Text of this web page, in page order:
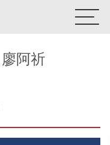
廖阿祈